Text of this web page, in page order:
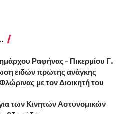
Ραφήνας – Πικερμίου Γ.
ειδών πρώτης ανάγκης
με τον Διοικητή του
των Κινητών Αστυνομικών